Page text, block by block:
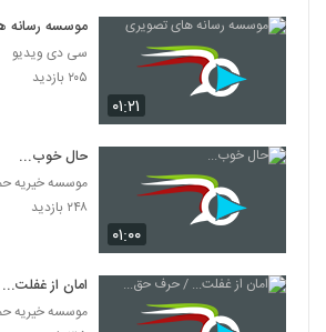
۰۱:۲۱
موسسه رسانه
سی دی ویدیو
۲۰۵ بازدید
۰۱:۰۰
حال خوب...
۲۴۸ بازدید
امان از